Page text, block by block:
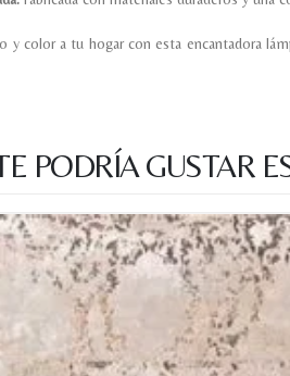
y color a tu hogar con esta encantadora
PODRÍA GUSTAR